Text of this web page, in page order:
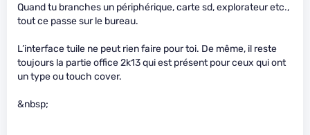
Quand tu branches un périphérique, carte sd, explorateur etc.,
tout ce passe sur le bureau.
L’interface tuile ne peut rien faire pour toi. De même, il reste
toujours la partie office 2k13 qui est présent pour ceux qui ont
un type ou touch cover.
&nbsp;